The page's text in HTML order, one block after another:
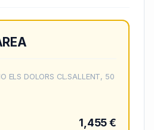
ELS DOLORS CL.SALLENT, 50
1,455 €